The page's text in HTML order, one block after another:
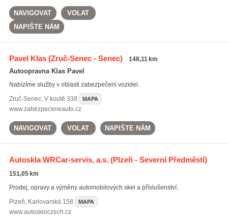
NAVIGOVAT
VOLAT
NAPIŠTE NÁM
Pavel Klas(Zruč-Senec - Senec) 148,11 km
Autoopravna Klas Pavel
Nabízíme služby v oblasti zabezpečení vozidel.
Zruč-Senec, V koutě 338 MAPA
www.zabezpeceneauto.cz
NAVIGOVAT VOLAT NAPIŠTE NÁM
Autoskla WRCar-servis, a.s.(Plzeň - Severní Předměstí)
151,05 km
Prodej, opravy a výměny automobilových skel a příslušenství.
Plzeň, Karlovarská 158 MAPA
www.autoskloczech.cz